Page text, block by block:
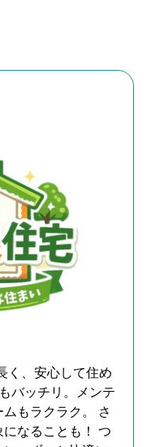
く、安心して住め
バッチリ。メンテ
もラクラク。 さ
なることも！ つ